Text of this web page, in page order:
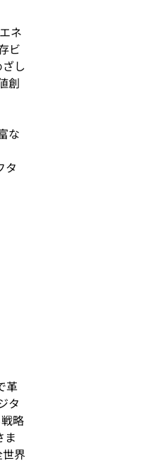
ネ
ビ
し
創
な
タ
革
タ
略
ま
界